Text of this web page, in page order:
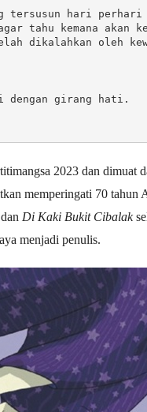
tersusun hari perhari
tahu kemana akan
dikalahkan oleh
dengan girang hati.
2023 dan dimuat
memperingati 70 tahun
Di Kaki Bukit Cibalak
menjadi penulis.